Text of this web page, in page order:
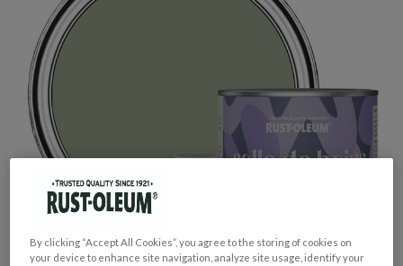
By clicking “Accept All Cookies”, you agree to the storing of cookies on
your device to enhance site navigation, analyze site usage, identify your